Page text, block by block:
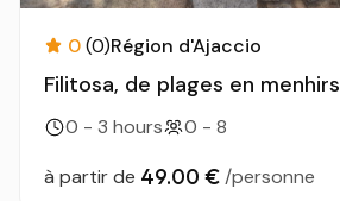
0(0)Région d'Ajaccio
Filitosa, de plages en menhirs
0 - 3 hours
0 - 8
à partir de 49.00 € /personne